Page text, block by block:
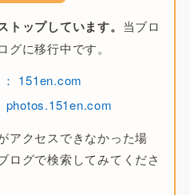
ップしています。 当ブロ
に移行中です。
151en.com
photos.151en.com
アクセスできなかった場
ログで検索してみてくださ